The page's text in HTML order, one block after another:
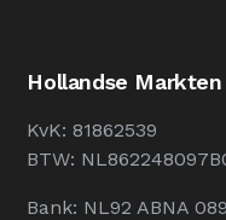
Hollandse Markten
KvK: 81862539
BTW:
Bank: NL92 ABNA